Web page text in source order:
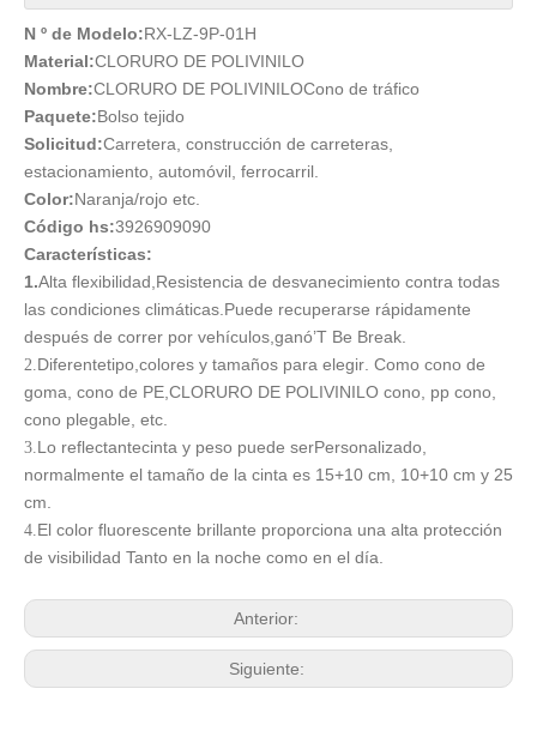
N º de Modelo:RX-LZ-9P-01H
Material:CLORURO DE POLIVINILO
Nombre:CLORURO DE POLIVINILOCono de tráfico
Paquete:Bolso tejido
Solicitud:Carretera, construcción de carreteras,
estacionamiento, automóvil, ferrocarril.
Color:Naranja/rojo etc.
Código hs:3926909090
Características:
1.Alta flexibilidad, Resistencia de desvanecimiento contra todas
las condiciones climáticas. Puede recuperarse rápidamente
después de correr por vehículos ,ganó’T Be Break.
2.Diferentetipo, colores y tamaños para elegir . Como cono de
goma, cono de PE ,CLORURO DE POLIVINILO cono, pp cono,
cono plegable, etc.
3.Lo reflectantecinta y peso puede serPersonalizado,
normalmente el tamaño de la cinta es 15+10 cm, 10+10 cm y 25
cm.
4.El color fluorescente brillante proporciona una alta protección
de visibilidad Tanto en la noche como en el día.
Anterior:
Siguiente: